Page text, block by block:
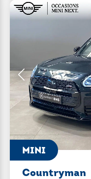
MINI
Countryman